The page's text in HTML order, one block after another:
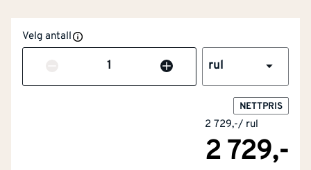
Velg antall
Antall rul
NETTPRIS
2 729,-/ rul
2 729,-